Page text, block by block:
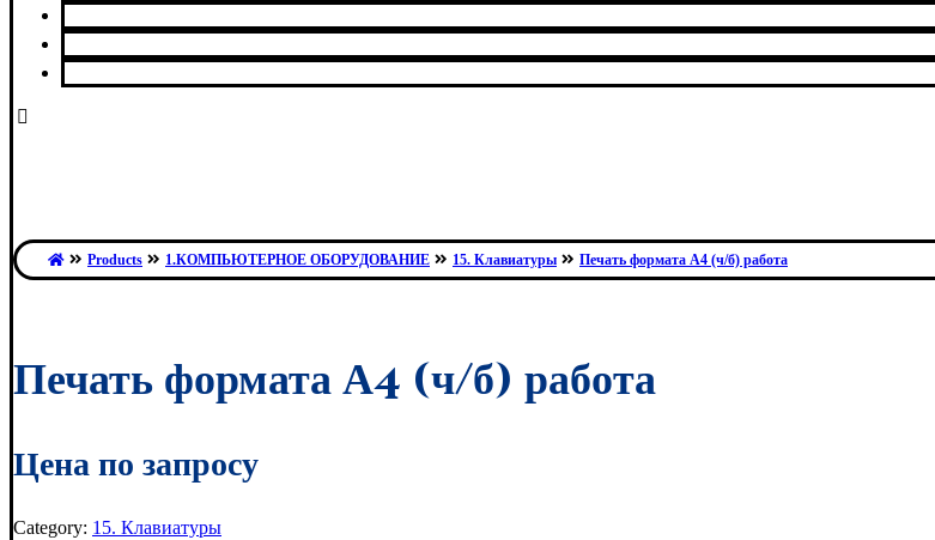
Products 1.КОМПЬЮТЕРНОЕ ОБОРУДОВАНИЕ 15. Клавиатуры Печать формата А4 (ч/б) работа
Печать формата А4 (ч/б) работа
Цена по запросу
Category: 15. Клавиатуры